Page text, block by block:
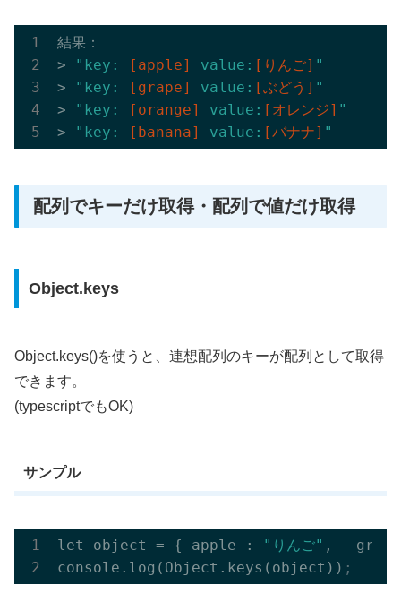
結果：
>
"key: [apple] value: [りんご] "
>
"key: [grape] value: [ぶどう] "
>
"key: [orange] value: [オレンジ] "
>
"key: [banana] value: [バナナ] "
配列でキーだけ取得・配列で値だけ取得
Object.keys
Object.keys()を使うと、連想配列のキーが配列として取得
できます。
(typescriptでもOK)
サンプル
let object = { apple : "りんご" , 　
console.log(Object.keys(object)) ;